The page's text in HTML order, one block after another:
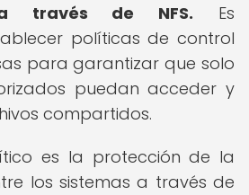
través de NFS. Es
políticas de control
para garantizar que solo
puedan acceder y
compartidos.
es la protección de la
los sistemas a través de